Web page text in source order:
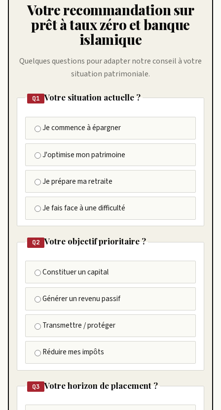
Votre recommandation sur
prêt à taux zéro et banque
islamique
Quelques questions pour adapter notre conseil à votre
situation patrimoniale.
Q1 Votre situation actuelle ?
Je commence à épargner
J'optimise mon patrimoine
Je prépare ma retraite
Je fais face à une difficulté
Q2 Votre objectif prioritaire ?
Constituer un capital
Générer un revenu passif
Transmettre / protéger
Réduire mes impôts
Q3 Votre horizon de placement ?